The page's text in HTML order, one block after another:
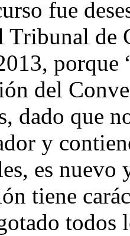
fue
Tribunal de
porque
del
dado que
y
es nuevo
tiene
todos